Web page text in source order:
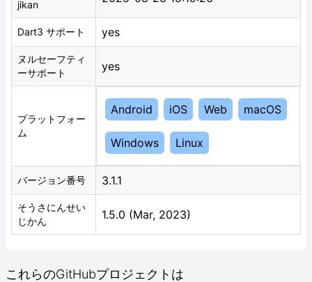
jikan
Dart3 サポート yes
ヌルセーフティ
ーサポート
yes
プラットフォー
ム
Android iOS Web macOS
Windows Linux
バージョン番号 3.1.1
そうさにんせい
じかん
1.5.0 (Mar, 2023)
これらのGitHubプロジェクトは